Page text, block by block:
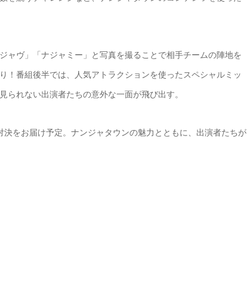
ャヴ」「ナジャミー」と写真を撮ることで相手チームの陣地を
番組後半では、人気アトラクションを使ったスペシャルミッ
れない出演者たちの意外な一面が飛び出す。
をお届け予定。ナンジャタウンの魅力とともに、出演者たちが